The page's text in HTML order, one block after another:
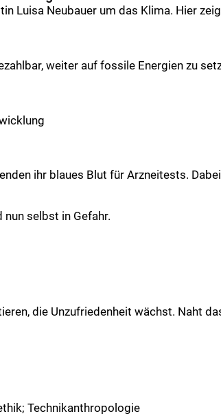
Luisa Neubauer um das Klima. Hier
weiter auf fossile Energien zu
ihr blaues Blut für Arzneitests.
selbst in Gefahr.
die Unzufriedenheit wächst. Naht
; Technikanthropologie